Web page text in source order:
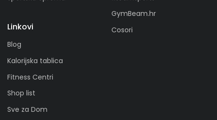
Linkovi
Blog
Kalorijska tablica
Fitness Centri
Shop list
Sve za Dom
GymBeam.hr
Cosori